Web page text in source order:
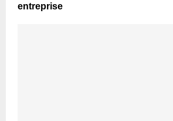
entreprise